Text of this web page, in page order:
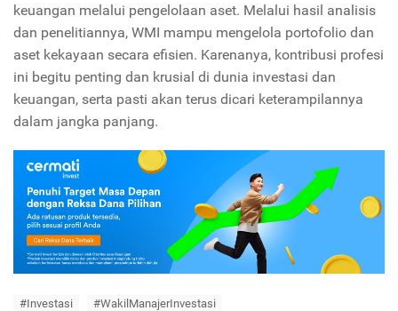
keuangan melalui pengelolaan aset. Melalui hasil analisis
dan penelitiannya, WMI mampu mengelola portofolio dan
aset kekayaan secara efisien. Karenanya, kontribusi profesi
ini begitu penting dan krusial di dunia investasi dan
keuangan, serta pasti akan terus dicari keterampilannya
dalam jangka panjang.
#Investasi #WakilManajerInvestasi